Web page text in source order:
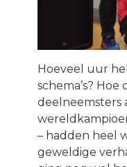
Hoeveel uur
schema’s?
deelneemsters
– hadden heel
geweldige